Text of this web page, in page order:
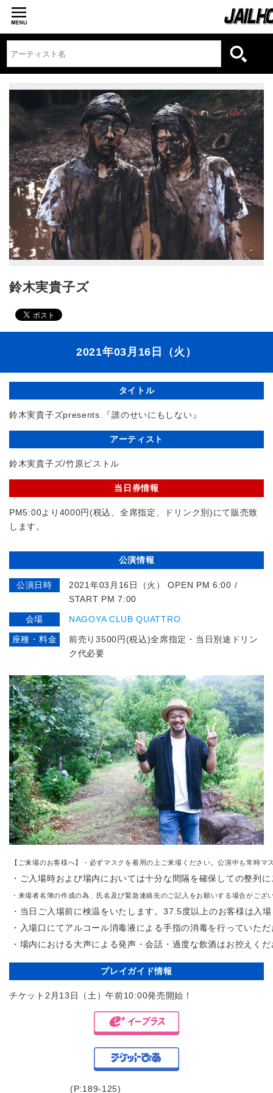
鈴木実貴子ズ
2021年03月16日（火）
タイトル
鈴木実貴子ズpresents.『誰のせいにもしない』
アーティスト
鈴木実貴子ズ/竹原ピストル
当日券情報
PM5:00より4000円(税込、全席指定、ドリンク別)にて販売致
します。
公演情報
公演日時
2021年03月16日（火） OPEN PM 6:00 /
START PM 7:00
会場 NAGOYA CLUB QUATTRO
座種・料金
前売り3500円(税込)全席指定・当日別途ドリン
ク代必要
【ご来場のお客様へ】・必ずマスクを着用の上ご来場ください。公演中も常時マ
・ご入場時および場内においては十分な間隔を確保しての整列
・来場者名簿の作成の為、氏名及び緊急連絡先のご記入をお願いする場合がござ
・当日ご入場前に検温をいたします。37.5度以上のお客様は入
・入場口にてアルコール消毒液による手指の消毒を行っていた
・場内における大声による発声・会話・過度な飲酒はお控えく
プレイガイド情報
チケット2月13日（土）午前10:00発売開始！
(P:189-125)